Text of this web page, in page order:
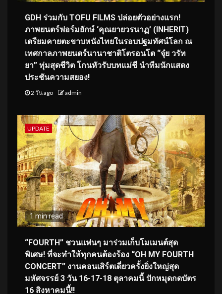
GDH ร่วมกับ TOFU FILMS ปล่อยตัวอย่างแรก!
ภาพยนตร์ฟอร์มยักษ์ ‘คุณยายวรนาฏ’ (INHERIT)
เตรียมคายตะขาบหนังไทยในรอบปฐมทัศน์โลก ณ
เทศกาลภาพยนตร์นานาชาติโตรอนโต “จุ๋ย วรัท
ยา” ทุ่มสุดชีวิต โกนหัวรับบทแม่ชี นำทีมนักแสดง
ประชันความสยอง!
2 วัน ago admin
UPDATE
1 min read
“FOURTH” ชวนแฟนๆ มาร่วมเก็บโมเมนต์สุด
พิเศษ! ที่จะทำให้ทุกคนต้องร้อง “OH MY FOURTH
CONCERT” งานคอนเสิร์ตเดี่ยวครั้งยิ่งใหญ่สุด
มหัศจรรย์ 3 วัน 16-17-18 ตุลาคมนี้ ปักหมุดกดบัตร
16 สิงหาคมนี้!!